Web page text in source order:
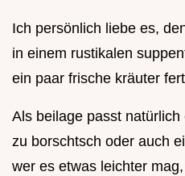
Ich persönlich liebe es,
in einem rustikalen
ein paar frische kräuter
Als beilage passt
zu borschtsch oder auch
wer es etwas leichter